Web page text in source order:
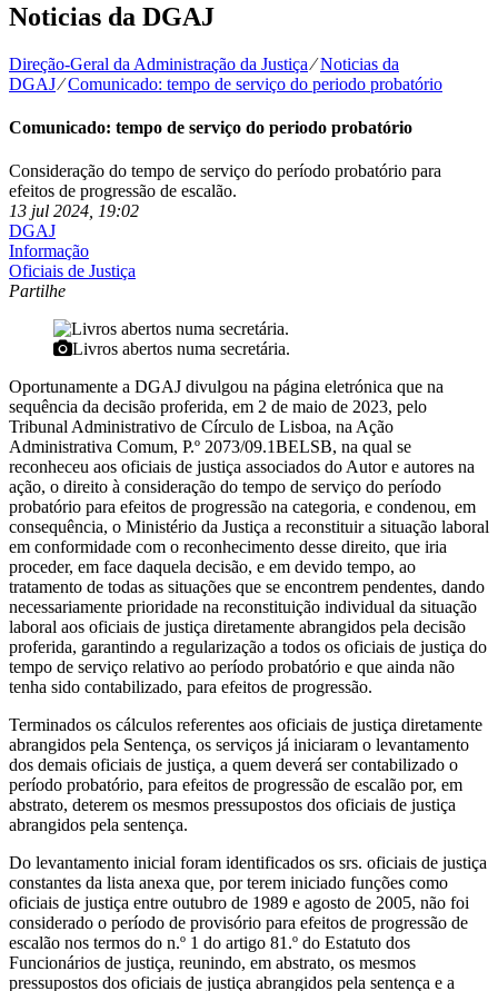
Noticias da DGAJ
Direção-Geral da Administração da Justiça⁄Noticias da
DGAJ⁄Comunicado: tempo de serviço do periodo probatório
Comunicado: tempo de serviço do periodo probatório
Consideração do tempo de serviço do período probatório para
efeitos de progressão de escalão.
13 jul 2024, 19:02
DGAJ
Informação
Oficiais de Justiça
Partilhe
Livros abertos numa secretária.
Oportunamente a DGAJ divulgou na página eletrónica que na
sequência da decisão proferida, em 2 de maio de 2023, pelo
Tribunal Administrativo de Círculo de Lisboa, na Ação
Administrativa Comum, P.º 2073/09.1BELSB, na qual se
reconheceu aos oficiais de justiça associados do Autor e autores na
ação, o direito à consideração do tempo de serviço do período
probatório para efeitos de progressão na categoria, e condenou, em
consequência, o Ministério da Justiça a reconstituir a situação laboral
em conformidade com o reconhecimento desse direito, que iria
proceder, em face daquela decisão, e em devido tempo, ao
tratamento de todas as situações que se encontrem pendentes, dando
necessariamente prioridade na reconstituição individual da situação
laboral aos oficiais de justiça diretamente abrangidos pela decisão
proferida, garantindo a regularização a todos os oficiais de justiça do
tempo de serviço relativo ao período probatório e que ainda não
tenha sido contabilizado, para efeitos de progressão.
Terminados os cálculos referentes aos oficiais de justiça diretamente
abrangidos pela Sentença, os serviços já iniciaram o levantamento
dos demais oficiais de justiça, a quem deverá ser contabilizado o
período probatório, para efeitos de progressão de escalão por, em
abstrato, deterem os mesmos pressupostos dos oficiais de justiça
abrangidos pela sentença.
Do levantamento inicial foram identificados os srs. oficiais de justiça
constantes da lista anexa que, por terem iniciado funções como
oficiais de justiça entre outubro de 1989 e agosto de 2005, não foi
considerado o período de provisório para efeitos de progressão de
escalão nos termos do n.º 1 do artigo 81.º do Estatuto dos
Funcionários de justiça, reunindo, em abstrato, os mesmos
pressupostos dos oficiais de justiça abrangidos pela sentença e a